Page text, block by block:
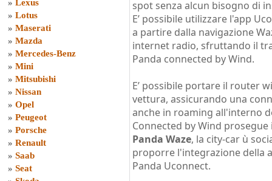
» Lexus
» Lotus
» Maserati
» Mazda
» Mercedes-Benz
» Mini
» Mitsubishi
» Nissan
» Opel
» Peugeot
» Porsche
» Renault
» Saab
» Seat
spot senza alcun bisogno di
E’ possibile utilizzare l'app
a partire dalla navigazione
internet radio, sfruttando il
Panda connected by Wind.
E’ possibile portare il router
vettura, assicurando una
anche in roaming all'interno
Connected by Wind
Panda Waze, la city-car ù
proporre l'integrazione della
Panda Uconnect.